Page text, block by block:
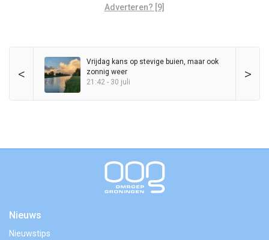
Adverteren? [9]
< >
Vrijdag kans op stevige buien, maar ook
zonnig weer
21:42 - 30 juli
Nieuws
Nieuwstips